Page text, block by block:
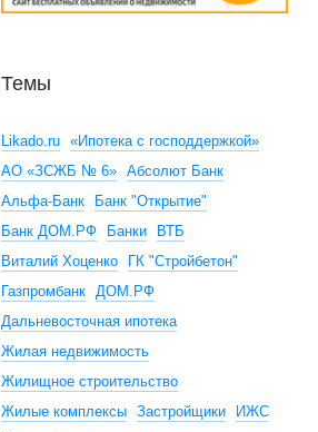
Темы
Likado.ru
«Ипотека с господдержкой»
АО «ЗСЖБ № 6»
Абсолют Банк
Альфа-Банк
Банк "Открытие"
Банк ДОМ.РФ
Банки
ВТБ
Виталий Хоценко
ГК "Стройбетон"
Газпромбанк
ДОМ.РФ
Дальневосточная ипотека
Жилая недвижимость
Жилищное строительство
Жилые комплексы
Застройщики
ИЖС